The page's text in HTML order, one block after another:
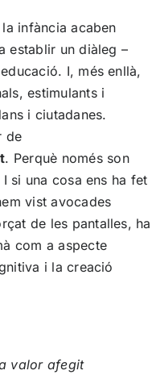
infància acaben
establir un diàleg –
I, més enllà,
estimulants i
i ciutadanes.
de
. Perquè només son
si una cosa ens ha fet
vist avocades
de les pantalles, ha
com a aspecte
i la creació
valor afegit